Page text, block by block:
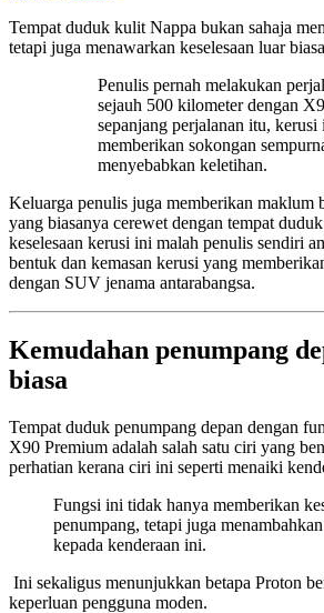
Tempat duduk kulit Nappa bukan sahaja
tetapi juga menawarkan keselesaan luar
Penulis pernah melakukan
sejauh 500 kilometer dengan
sepanjang perjalanan itu, kerusi
memberikan sokongan
menyebabkan keletihan.
Keluarga penulis juga memberikan maklum
yang biasanya cerewet dengan tempat
keselesaan kerusi ini malah penulis sendiri
bentuk dan kemasan kerusi yang
dengan SUV jenama antarabangsa.
Kemudahan penumpang
biasa
Tempat duduk penumpang depan dengan
X90 Premium adalah salah satu ciri yang
perhatian kerana ciri ini seperti menaiki
Fungsi ini tidak hanya memberikan
penumpang, tetapi juga
kepada kenderaan ini.
Ini sekaligus menunjukkan betapa Proton
keperluan pengguna moden.